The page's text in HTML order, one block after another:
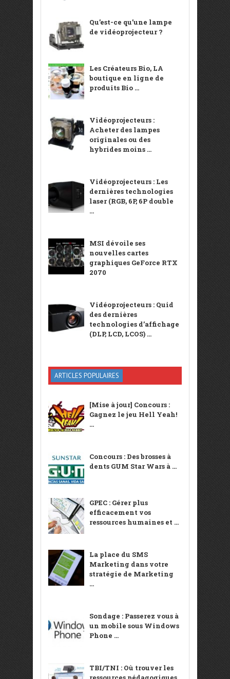
Qu’est-ce qu’une lampe
de vidéoprojecteur ?
Les Créateurs Bio, LA
boutique en ligne de
produits Bio ...
Vidéoprojecteurs :
Acheter des lampes
originales ou des
hybrides moins ...
Vidéoprojecteurs : Les
dernières technologies
laser (RGB, 6P, 6P double
...
MSI dévoile ses
nouvelles cartes
graphiques GeForce RTX
2070
Vidéoprojecteurs : Quid
des dernières
technologies d’affichage
(DLP, LCD, LCOS) ...
ARTICLES POPULAIRES
[Mise à jour] Concours :
Gagnez le jeu Hell Yeah!
...
Concours : Des brosses à
dents GUM Star Wars à ...
GPEC : Gérer plus
efficacement vos
ressources humaines et ...
La place du SMS
Marketing dans votre
stratégie de Marketing
...
Sondage : Passerez vous à
un mobile sous Windows
Phone ...
TBI/TNI : Où trouver les